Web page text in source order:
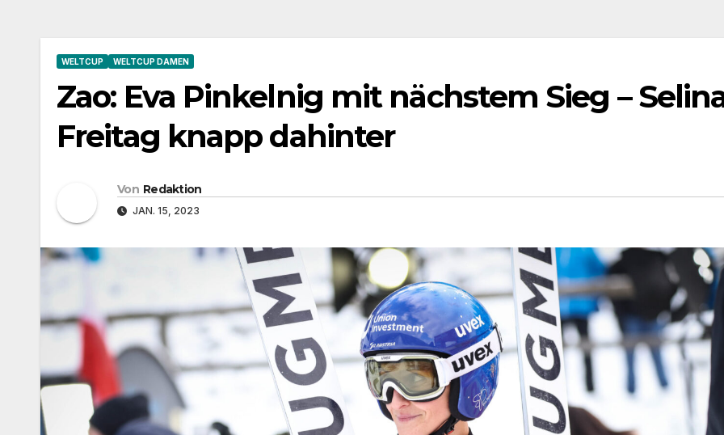
WELTCUP WELTCUP DAMEN
Zao: Eva Pinkelnig mit nächstem Sieg –
Freitag knapp dahinter
Von Redaktion
JAN. 15, 2023